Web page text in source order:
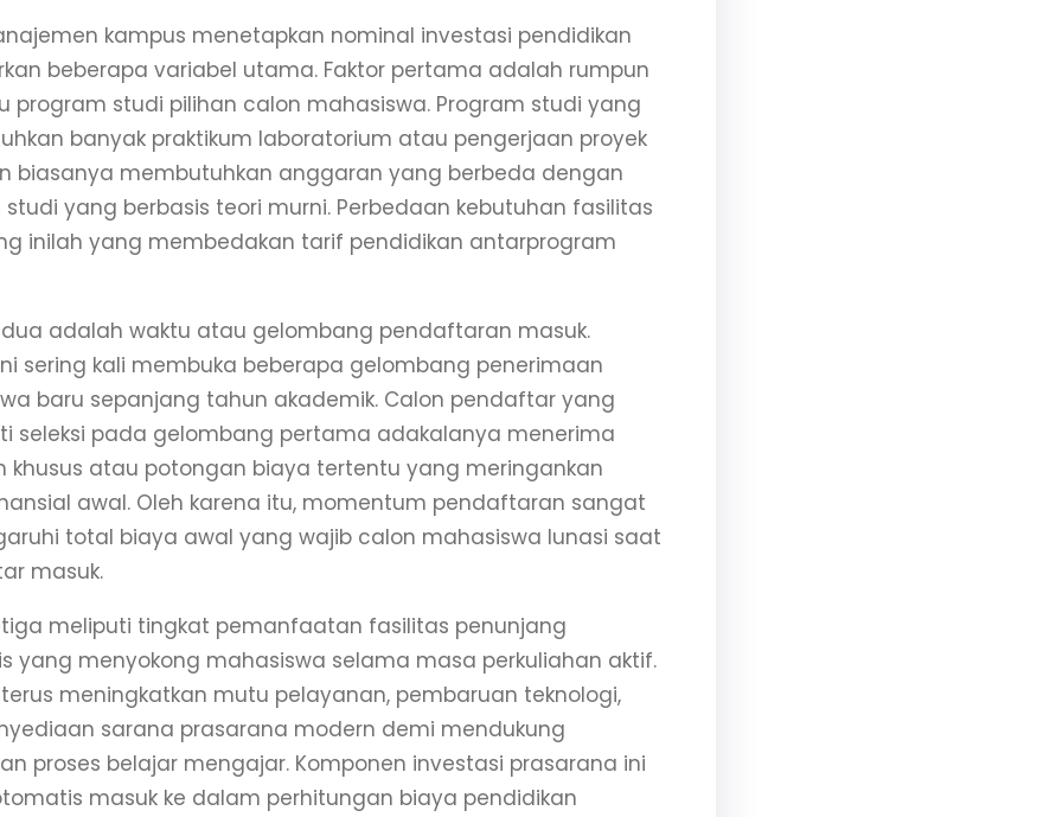
kampus menetapkan nominal investasi pendidikan
beberapa variabel utama. Faktor pertama adalah rumpun
program studi pilihan calon mahasiswa. Program studi yang
banyak praktikum laboratorium atau pengerjaan proyek
biasanya membutuhkan anggaran yang berbeda dengan
yang berbasis teori murni. Perbedaan kebutuhan fasilitas
inilah yang membedakan tarif pendidikan antarprogram
adalah waktu atau gelombang pendaftaran masuk.
sering kali membuka beberapa gelombang penerimaan
baru sepanjang tahun akademik. Calon pendaftar yang
seleksi pada gelombang pertama adakalanya menerima
khusus atau potongan biaya tertentu yang meringankan
awal. Oleh karena itu, momentum pendaftaran sangat
total biaya awal yang wajib calon mahasiswa lunasi saat
masuk.
meliputi tingkat pemanfaatan fasilitas penunjang
yang menyokong mahasiswa selama masa perkuliahan aktif.
meningkatkan mutu pelayanan, pembaruan teknologi,
sarana prasarana modern demi mendukung
proses belajar mengajar. Komponen investasi prasarana ini
masuk ke dalam perhitungan biaya pendidikan